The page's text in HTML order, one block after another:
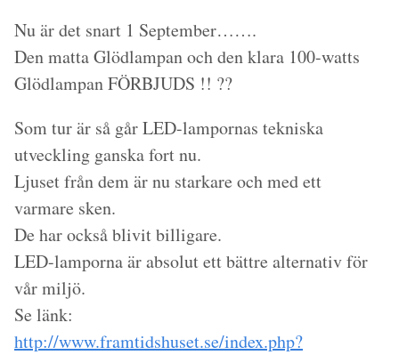
Nu är det snart 1 September…….
Den matta Glödlampan och den klara 100-watts
Glödlampan FÖRBJUDS !! ??
Som tur är så går LED-lampornas tekniska
utveckling ganska fort nu.
Ljuset från dem är nu starkare och med ett
varmare sken.
De har också blivit billigare.
LED-lamporna är absolut ett bättre alternativ för
vår miljö.
Se länk:
http://www.framtidshuset.se/index.php?